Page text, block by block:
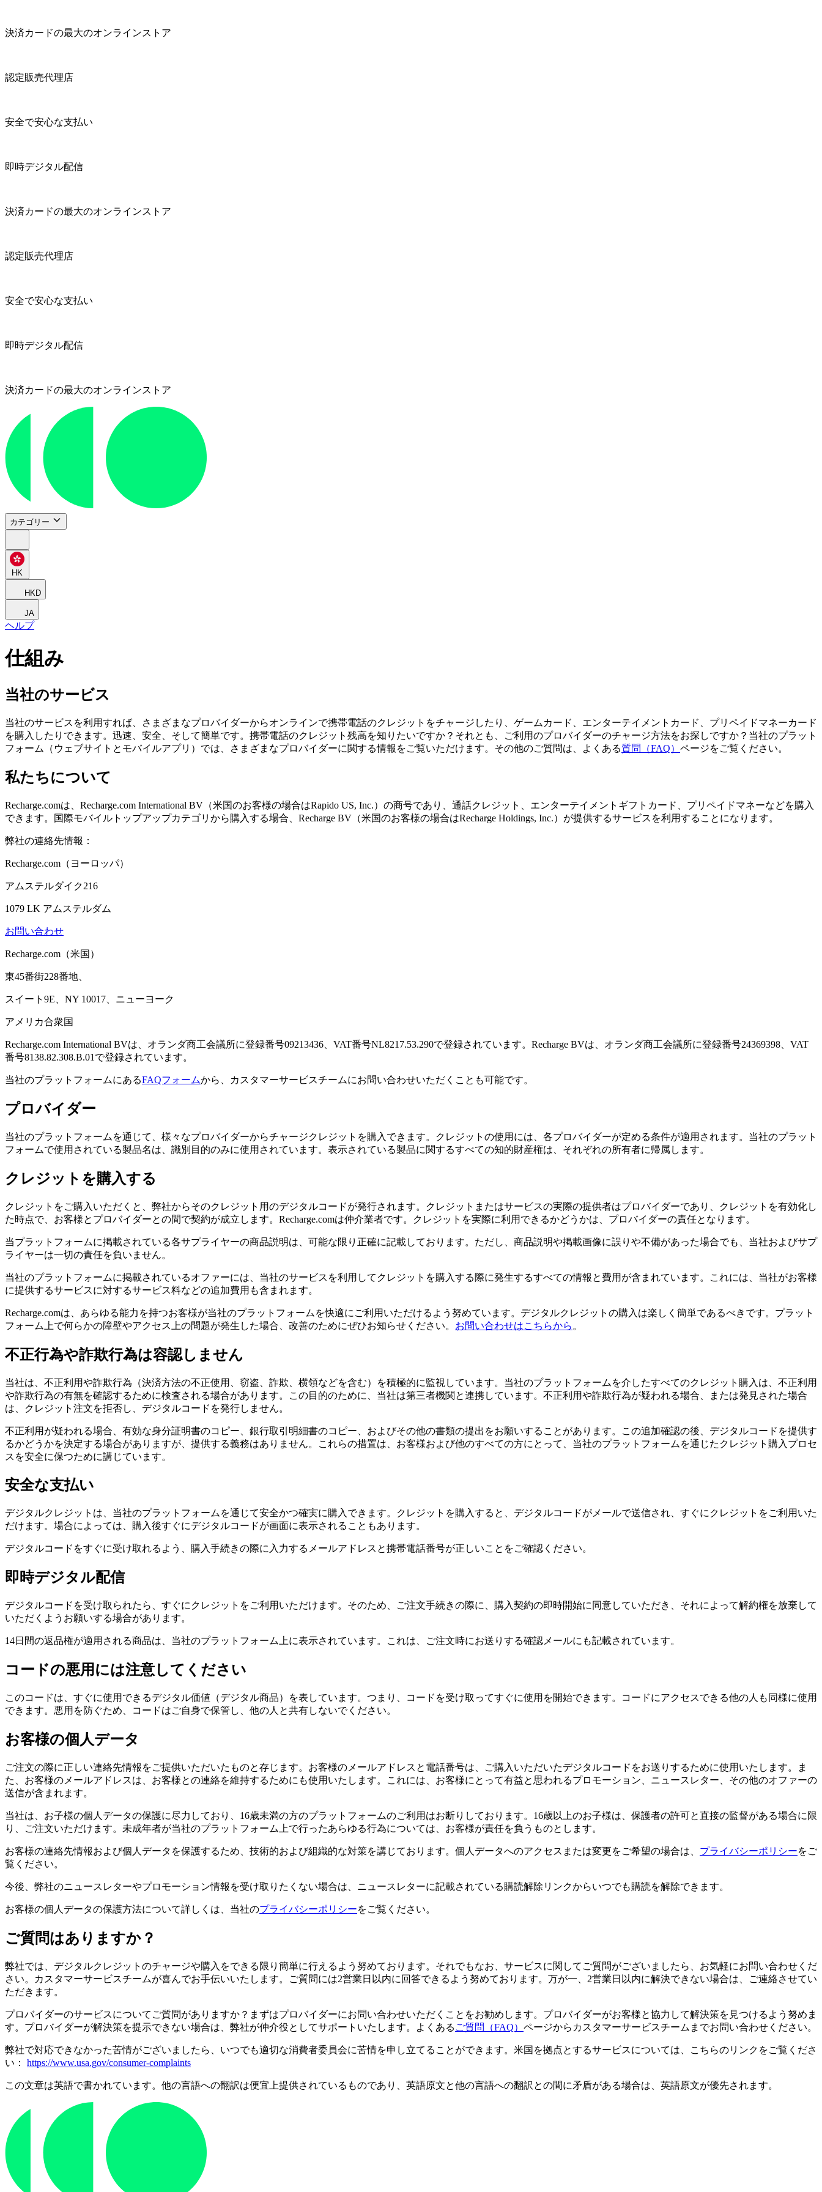
決済カードの最大のオンラインストア
認定販売代理店
安全で安心な支払い
即時デジタル配信
決済カードの最大のオンラインストア
認定販売代理店
安全で安心な支払い
即時デジタル配信
決済カードの最大のオンラインストア
カテゴリー
HK
HKD
JA
ヘルプ
仕組み
当社のサービス
当社のサービスを利用すれば、さまざまなプロバイダーからオンラインで携帯電話のクレジットをチャージしたり、ゲームカード、エンターテイメントカード、プリペイドマネーカード
を購入したりできます。迅速、安全、そして簡単です。携帯電話のクレジット残高を知りたいですか？それとも、ご利用のプロバイダーのチャージ方法をお探しですか？当社のプラット
フォーム（ウェブサイトとモバイルアプリ）では、さまざまなプロバイダーに関する情報をご覧いただけます。その他のご質問は、よくある質問（FAQ） ページをご覧ください。
私たちについて
Recharge.comは、Recharge.com International BV（米国のお客様の場合はRapido US, Inc.）の商号であり、通話クレジット、エンターテイメントギフトカード、プリペイドマネーなどを購入
できます。国際モバイルトップアップカテゴリから購入する場合、Recharge BV（米国のお客様の場合はRecharge Holdings, Inc.）が提供するサービスを利用することになります。
弊社の連絡先情報：
Recharge.com（ヨーロッパ）
アムステルダイク216
1079 LK アムステルダム
お問い合わせ
Recharge.com（米国）
東45番街228番地、
スイート9E、NY 10017、ニューヨーク
アメリカ合衆国
Recharge.com International BVは、オランダ商工会議所に登録番号09213436、VAT番号NL8217.53.290で登録されています。Recharge BVは、オランダ商工会議所に登録番号24369398、VAT
番号8138.82.308.B.01で登録されています。
当社のプラットフォームにあるFAQフォームから、カスタマーサービスチームにお問い合わせいただくことも可能です。
プロバイダー
当社のプラットフォームを通じて、様々なプロバイダーからチャージクレジットを購入できます。クレジットの使用には、各プロバイダーが定める条件が適用されます。当社のプラット
フォームで使用されている製品名は、識別目的のみに使用されています。表示されている製品に関するすべての知的財産権は、それぞれの所有者に帰属します。
クレジットを購入する
クレジットをご購入いただくと、弊社からそのクレジット用のデジタルコードが発行されます。クレジットまたはサービスの実際の提供者はプロバイダーであり、クレジットを有効化し
た時点で、お客様とプロバイダーとの間で契約が成立します。Recharge.comは仲介業者です。クレジットを実際に利用できるかどうかは、プロバイダーの責任となります。
当プラットフォームに掲載されている各サプライヤーの商品説明は、可能な限り正確に記載しております。ただし、商品説明や掲載画像に誤りや不備があった場合でも、当社およびサプ
ライヤーは一切の責任を負いません。
当社のプラットフォームに掲載されているオファーには、当社のサービスを利用してクレジットを購入する際に発生するすべての情報と費用が含まれています。これには、当社がお客様
に提供するサービスに対するサービス料などの追加費用も含まれます。
Recharge.comは、あらゆる能力を持つお客様が当社のプラットフォームを快適にご利用いただけるよう努めています。デジタルクレジットの購入は楽しく簡単であるべきです。プラット
フォーム上で何らかの障壁やアクセス上の問題が発生した場合、改善のためにぜひお知らせください。 お問い合わせはこちらから 。
不正行為や詐欺行為は容認しません
当社は、不正利用や詐欺行為（決済方法の不正使用、窃盗、詐欺、横領などを含む）を積極的に監視しています。当社のプラットフォームを介したすべてのクレジット購入は、不正利用
や詐欺行為の有無を確認するために検査される場合があります。この目的のために、当社は第三者機関と連携しています。不正利用や詐欺行為が疑われる場合、または発見された場合
は、クレジット注文を拒否し、デジタルコードを発行しません。
不正利用が疑われる場合、有効な身分証明書のコピー、銀行取引明細書のコピー、およびその他の書類の提出をお願いすることがあります。この追加確認の後、デジタルコードを提供す
るかどうかを決定する場合がありますが、提供する義務はありません。これらの措置は、お客様および他のすべての方にとって、当社のプラットフォームを通じたクレジット購入プロセ
スを安全に保つために講じています。
安全な支払い
デジタルクレジットは、当社のプラットフォームを通じて安全かつ確実に購入できます。クレジットを購入すると、デジタルコードがメールで送信され、すぐにクレジットをご利用いた
だけます。場合によっては、購入後すぐにデジタルコードが画面に表示されることもあります。
デジタルコードをすぐに受け取れるよう、購入手続きの際に入力するメールアドレスと携帯電話番号が正しいことをご確認ください。
即時デジタル配信
デジタルコードを受け取られたら、すぐにクレジットをご利用いただけます。そのため、ご注文手続きの際に、購入契約の即時開始に同意していただき、それによって解約権を放棄して
いただくようお願いする場合があります。
14日間の返品権が適用される商品は、当社のプラットフォーム上に表示されています。これは、ご注文時にお送りする確認メールにも記載されています。
コードの悪用には注意してください
このコードは、すぐに使用できるデジタル価値（デジタル商品）を表しています。つまり、コードを受け取ってすぐに使用を開始できます。コードにアクセスできる他の人も同様に使用
できます。悪用を防ぐため、コードはご自身で保管し、他の人と共有しないでください。
お客様の個人データ
ご注文の際に正しい連絡先情報をご提供いただいたものと存じます。お客様のメールアドレスと電話番号は、ご購入いただいたデジタルコードをお送りするために使用いたします。ま
た、お客様のメールアドレスは、お客様との連絡を維持するためにも使用いたします。これには、お客様にとって有益と思われるプロモーション、ニュースレター、その他のオファーの
送信が含まれます。
当社は、お子様の個人データの保護に尽力しており、16歳未満の方のプラットフォームのご利用はお断りしております。16歳以上のお子様は、保護者の許可と直接の監督がある場合に限
り、ご注文いただけます。未成年者が当社のプラットフォーム上で行ったあらゆる行為については、お客様が責任を負うものとします。
お客様の連絡先情報および個人データを保護するため、技術的および組織的な対策を講じております。個人データへのアクセスまたは変更をご希望の場合は、 プライバシーポリシーをご
覧ください。
今後、弊社のニュースレターやプロモーション情報を受け取りたくない場合は、ニュースレターに記載されている購読解除リンクからいつでも購読を解除できます。
お客様の個人データの保護方法について詳しくは、当社のプライバシーポリシーをご覧ください。
ご質問はありますか？
弊社では、デジタルクレジットのチャージや購入をできる限り簡単に行えるよう努めております。それでもなお、サービスに関してご質問がございましたら、お気軽にお問い合わせくだ
さい。カスタマーサービスチームが喜んでお手伝いいたします。ご質問には2営業日以内に回答できるよう努めております。万が一、2営業日以内に解決できない場合は、ご連絡させてい
ただきます。
プロバイダーのサービスについてご質問がありますか？まずはプロバイダーにお問い合わせいただくことをお勧めします。プロバイダーがお客様と協力して解決策を見つけるよう努めま
す。プロバイダーが解決策を提示できない場合は、弊社が仲介役としてサポートいたします。よくある ご質問（FAQ） ページからカスタマーサービスチームまでお問い合わせください。
弊社で対応できなかった苦情がございましたら、いつでも適切な消費者委員会に苦情を申し立てることができます。米国を拠点とするサービスについては、こちらのリンクをご覧くださ
い： https://www.usa.gov/consumer-complaints
この文章は英語で書かれています。他の言語への翻訳は便宜上提供されているものであり、英語原文と他の言語への翻訳との間に矛盾がある場合は、英語原文が優先されます。